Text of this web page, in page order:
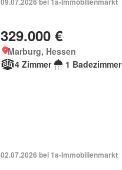
329.000 €
Marburg, Hessen
4 Zimmer
1 Badezimmer
02.07.2026 bei 1a-Immobilienmarkt